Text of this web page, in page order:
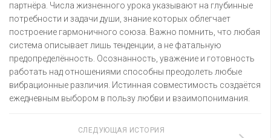
партнёра. Числа жизненного урока указывают на глубинные
потребности и задачи души, знание которых облегчает
построение гармоничного союза. Важно помнить, что любая
система описывает лишь тенденции, а не фатальную
предопределённость. Осознанность, уважение и готовность
работать над отношениями способны преодолеть любые
вибрационные различия. Истинная совместимость создаётся
ежедневным выбором в пользу любви и взаимопонимания.
СЛЕДУЮЩАЯ ИСТОРИЯ